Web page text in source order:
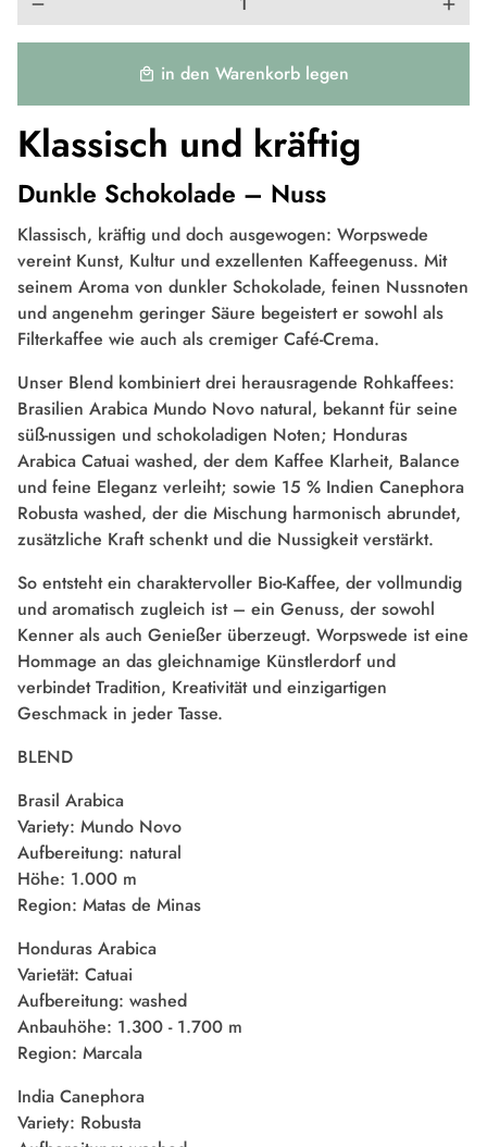
remove add
local_mall in den Warenkorb legen
Klassisch und kräftig
Dunkle Schokolade – Nuss
Klassisch, kräftig und doch ausgewogen: Worpswede
vereint Kunst, Kultur und exzellenten Kaffeegenuss. Mit
seinem Aroma von dunkler Schokolade, feinen Nussnoten
und angenehm geringer Säure begeistert er sowohl als
Filterkaffee wie auch als cremiger Café-Crema.
Unser Blend kombiniert drei herausragende Rohkaffees:
Brasilien Arabica Mundo Novo natural, bekannt für seine
süß-nussigen und schokoladigen Noten; Honduras
Arabica Catuai washed, der dem Kaffee Klarheit, Balance
und feine Eleganz verleiht; sowie 15 % Indien Canephora
Robusta washed, der die Mischung harmonisch abrundet,
zusätzliche Kraft schenkt und die Nussigkeit verstärkt.
So entsteht ein charaktervoller Bio-Kaffee, der vollmundig
und aromatisch zugleich ist – ein Genuss, der sowohl
Kenner als auch Genießer überzeugt. Worpswede ist eine
Hommage an das gleichnamige Künstlerdorf und
verbindet Tradition, Kreativität und einzigartigen
Geschmack in jeder Tasse.
BLEND
Brasil Arabica
Variety: Mundo Novo
Aufbereitung: natural
Höhe: 1.000 m
Region: Matas de Minas
Honduras Arabica
Varietät: Catuai
Aufbereitung: washed
Anbauhöhe: 1.300 - 1.700 m
Region: Marcala
India Canephora
Variety: Robusta